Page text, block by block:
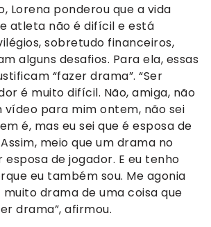
Lorena ponderou que a vida
atleta não é difícil e está
sobretudo financeiros,
alguns desafios. Para ela, essas
“fazer drama”. “Ser
é muito difícil. Não, amiga, não
vídeo para mim ontem, não sei
é, mas eu sei que é esposa de
meio que um drama no
de jogador. E eu tenho
eu também sou. Me agonia
drama de uma coisa que
drama”, afirmou.